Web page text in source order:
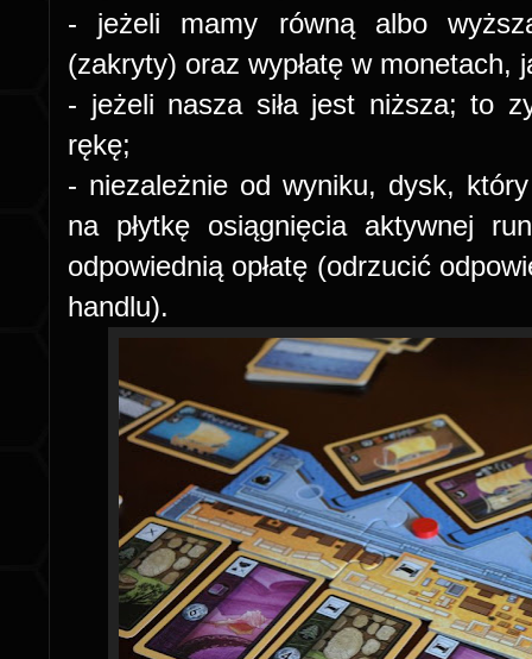
- jeżeli mamy równą albo
(zakryty) oraz wypłatę w monetach,
- jeżeli nasza siła jest niższa; to
rękę;
- niezależnie od wyniku, dysk,
na płytkę osiągnięcia aktywnej
odpowiednią opłatę (odrzucić
handlu).